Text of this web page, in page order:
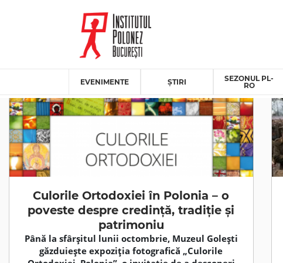
EVENIMENTE ȘTIRI
SEZONUL PL-
RO
Culorile Ortodoxiei în Polonia – o
poveste despre credință, tradiție și
patrimoniu
Până la sfârșitul lunii octombrie, Muzeul Golești
găzduiește expoziția fotografică „Culorile